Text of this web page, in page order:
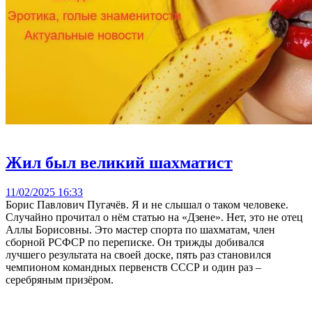
Жил был великий шахматист
11/02/2025 16:33
Борис Павлович Пугачёв. Я и не слышал о таком человеке.
Случайно прочитал о нём статью на «Дзене». Нет, это не отец
Аллы Борисовны. Это мастер спорта по шахматам, член
сборной РСФСР по переписке. Он трижды добивался
лучшего результата на своей доске, пять раз становился
чемпионом командных первенств СССР и один раз –
серебряным призёром.